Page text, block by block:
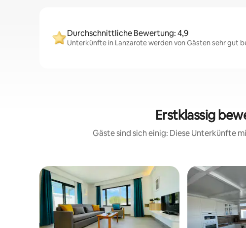
Durchschnittliche Bewertung: 4,9
Unterkünfte in Lanzarote werden von Gästen sehr gut
Erstklassig
Gäste sind sich einig: Diese Unterkünfte